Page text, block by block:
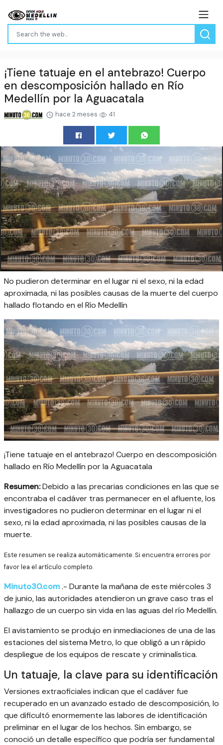
¡Tiene tatuaje en el antebrazo! Cuerpo
en descomposición hallado en Río
Medellín por la Aguacatala
hace 2 meses 41
No pudieron determinar en el lugar ni el sexo, ni la edad
aproximada, ni las posibles causas de la muerte del cuerpo
hallado flotando en el Río Medellín
¡Tiene tatuaje en el antebrazo! Cuerpo en descomposición
hallado en Río Medellín por la Aguacatala
Resumen:Debido a las precarias condiciones en las que se
encontraba el cadáver tras permanecer en el afluente, los
investigadores no pudieron determinar en el lugar ni el
sexo, ni la edad aproximada, ni las posibles causas de la
muerte.
Este resumen se realiza automáticamente. Si encuentra errores por
favor lea el artículo completo.
Minuto30.com.- Durante la mañana de este miércoles 3
de junio, las autoridades atendieron un grave caso tras el
hallazgo de un cuerpo sin vida en las aguas del río Medellín.
El avistamiento se produjo en inmediaciones de una de las
estaciones del sistema Metro, lo que obligó a un rápido
despliegue de los equipos de rescate y criminalística.
Un tatuaje, la clave para su identificación
Versiones extraoficiales indican que el cadáver fue
recuperado en un avanzado estado de descomposición, lo
que dificultó enormemente las labores de identificación
preliminar en el lugar de los hechos. Sin embargo, se
conoció un detalle específico que podría ser fundamental